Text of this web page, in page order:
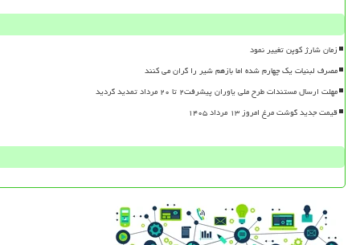
زمان شارژ کوپن تغییر نمود
مصرف لبنیات یک چهارم شده اما بازهم شیر را گران می کنند
مهلت ارسال مستندات طرح ملی یاوران پیشرفت۲ تا ۲۰ مرداد تمدید گردید
قیمت جدید گوشت مرغ امروز ۱۳ مرداد ۱۴۰۵